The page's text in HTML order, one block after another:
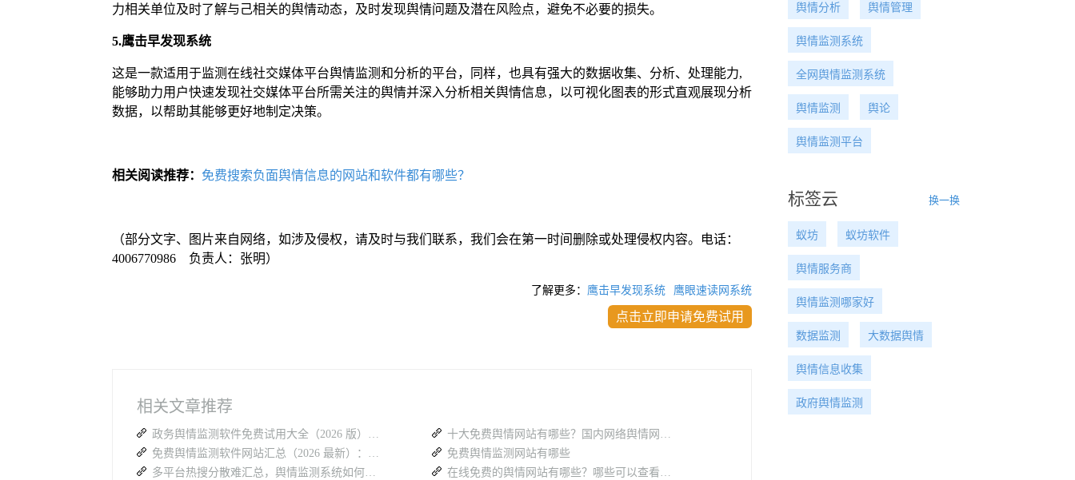
力相关单位及时了解与己相关的舆情动态，及时发现舆情问题及潜在风险点，避免不必要的损失。
5.鹰击早发现系统
这是一款适用于监测在线社交媒体平台舆情监测和分析的平台，同样，也具有强大的数据收集、分析、处理能力,
能够助力用户快速发现社交媒体平台所需关注的舆情并深入分析相关舆情信息，以可视化图表的形式直观展现分析
数据，以帮助其能够更好地制定决策。
相关阅读推荐： 免费搜索负面舆情信息的网站和软件都有哪些？
（部分文字、图片来自网络，如涉及侵权，请及时与我们联系，我们会在第一时间删除或处理侵权内容。电话：
4006770986 负责人：张明）
了解更多： 鹰击早发现系统 鹰眼速读网系统
点击立即申请免费试用
相关文章推荐
多平台热搜分散难汇总，舆情监测系统如何高效梳理全网舆论
免费舆情监测网站有哪些
舆情分析 舆情管理
舆情监测系统
全网舆情监测系统
舆情监测 舆论
舆情监测平台
标签云 换一换
蚁坊 蚁坊软件
舆情服务商
舆情监测哪家好
数据监测 大数据舆情
舆情信息收集
政府舆情监测